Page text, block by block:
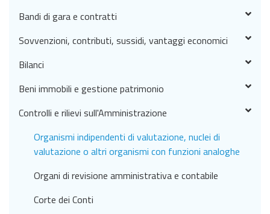
Bandi di gara e contratti
Sovvenzioni, contributi, sussidi, vantaggi economici
Bilanci
Beni immobili e gestione patrimonio
Controlli e rilievi sull'Amministrazione
Organismi indipendenti di valutazione, nuclei di
valutazione o altri organismi con funzioni analoghe
Organi di revisione amministrativa e contabile
Corte dei Conti